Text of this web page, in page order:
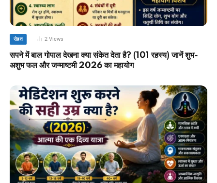
सेहत 2Views
सपने में बाल गोपाल देखना क्या संकेत देता है? (101 रहस्य) जानें शुभ-
अशुभ फल और जन्माष्टमी 2026 का महायोग